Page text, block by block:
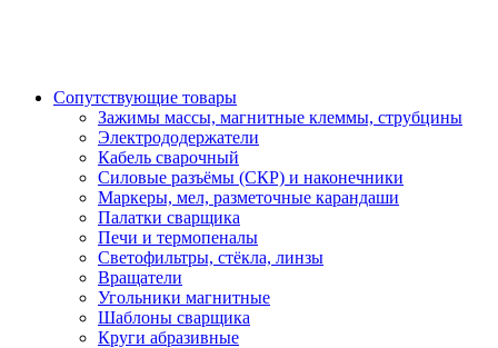
Сопутствующие товары
Зажимы массы, магнитные клеммы, струбцины
Электрододержатели
Кабель сварочный
Силовые разъёмы (СКР) и наконечники
Маркеры, мел, разметочные карандаши
Палатки сварщика
Печи и термопеналы
Светофильтры, стёкла, линзы
Вращатели
Угольники магнитные
Шаблоны сварщика
Круги абразивные